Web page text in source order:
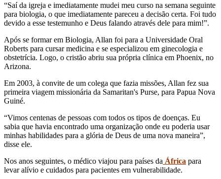
“Saí da igreja e imediatamente mudei meu curso na semana seguinte
para biologia, o que imediatamente pareceu a decisão certa. Foi tudo
devido a esse testemunho e Deus falando através dele para mim!”.
Após se formar em Biologia, Allan foi para a Universidade Oral
Roberts para cursar medicina e se especializou em ginecologia e
obstetrícia. Logo, o cristão abriu sua própria clínica em Phoenix, no
Arizona.
Em 2003, à convite de um colega que fazia missões, Allan fez sua
primeira viagem missionária da Samaritan's Purse, para Papua Nova
Guiné.
“Vimos centenas de pessoas com todos os tipos de doenças. Eu
sabia que havia encontrado uma organização onde eu poderia usar
minhas habilidades para a glória de Deus de uma nova maneira”,
disse ele.
Nos anos seguintes, o médico viajou para países da África para
levar alívio e cuidados para pacientes em vulnerabilidade.